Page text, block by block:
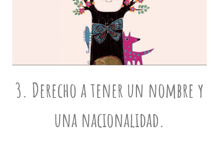
3. Derecho a tener un nombre y
una nacionalidad.